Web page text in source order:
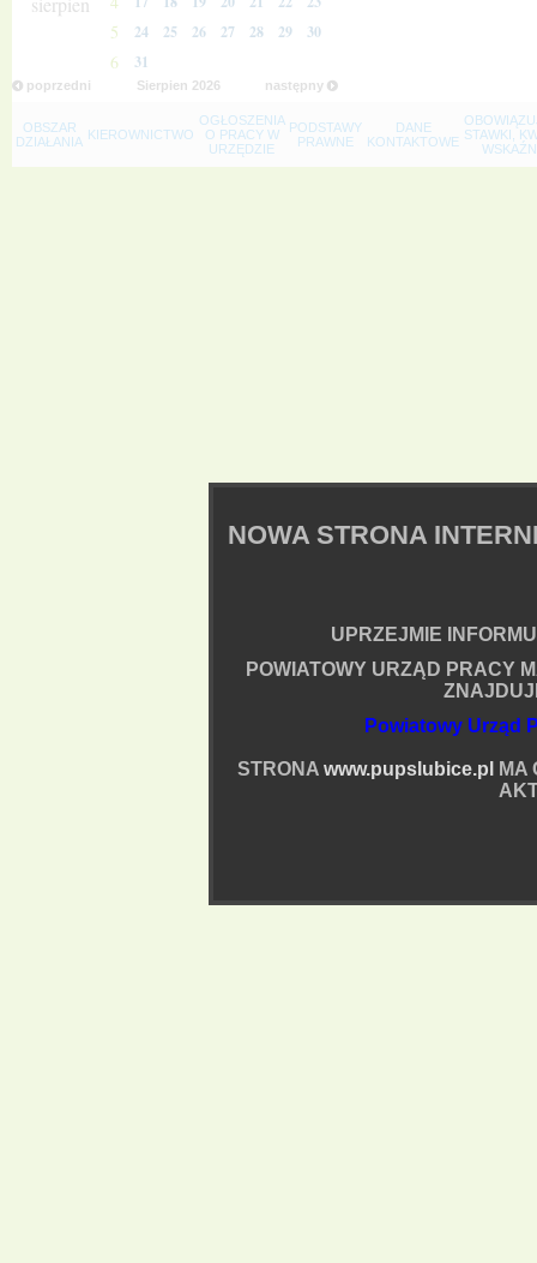
5 24 25 26 27 28 29 30
6 31
poprzedni następny
Sierpien 2026
OBSZAR
DZIAŁANIA KIEROWNICTWO
OGŁOSZENIA
O PRACY W
URZĘDZIE
PODSTAWY
PRAWNE
DANE
KONTAKTOWE STAWKI,
NOWA STRONA
UPRZEJMIE
POWIATOWY URZĄD PRACY
Powiatowy Urząd
STRONA www.pupslubice.pl
MA